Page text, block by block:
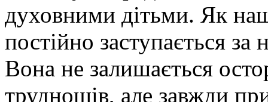
духовними дітьми. Як
постійно заступається
Вона не залишається
труднощів, але завжди